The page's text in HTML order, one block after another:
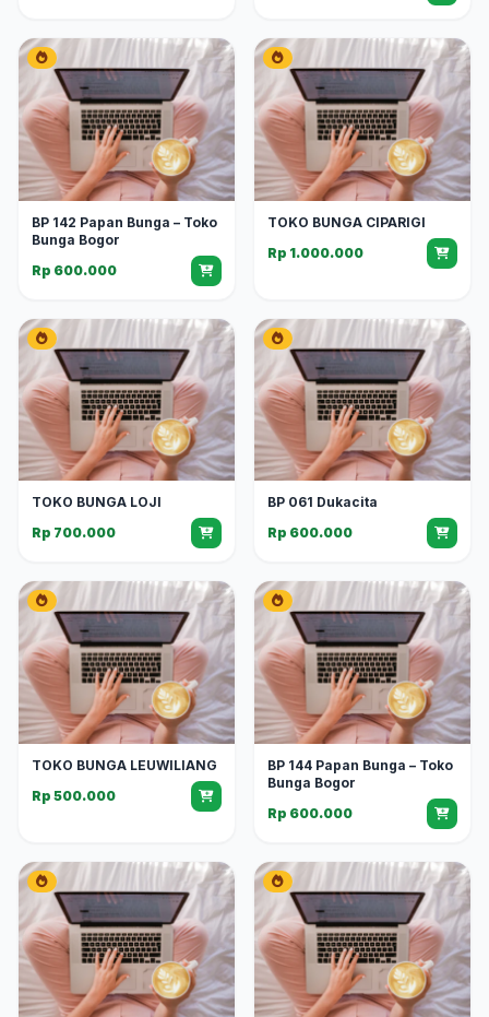
BP 142 Papan Bunga – Toko
Bunga Bogor
Rp 600.000
TOKO BUNGA CIPARIGI
Rp 1.000.000
TOKO BUNGA LOJI
Rp 700.000
BP 061 Dukacita
Rp 600.000
TOKO BUNGA LEUWILIANG
Rp 500.000
BP 144 Papan Bunga – Toko
Bunga Bogor
Rp 600.000